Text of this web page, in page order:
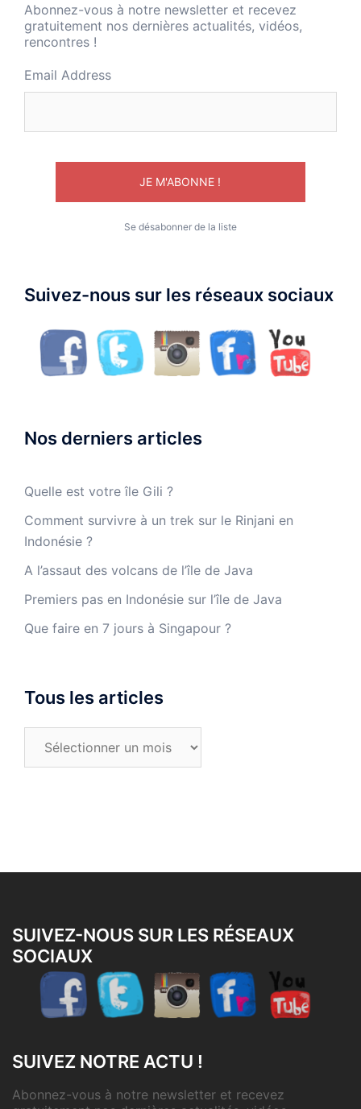
Abonnez-vous à notre newsletter et recevez
gratuitement nos dernières actualités, vidéos,
rencontres !
Email Address
Se désabonner de la liste
Suivez-nous sur les réseaux sociaux
Nos derniers articles
Quelle est votre île Gili ?
Comment survivre à un trek sur le Rinjani en
Indonésie ?
A l’assaut des volcans de l’île de Java
Premiers pas en Indonésie sur l’île de Java
Que faire en 7 jours à Singapour ?
Tous les articles
SUIVEZ-NOUS SUR LES RÉSEAUX
SOCIAUX
SUIVEZ NOTRE ACTU !
Abonnez-vous à notre newsletter et recevez